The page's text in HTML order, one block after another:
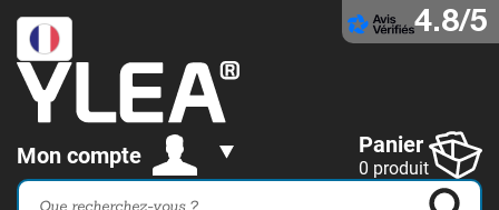
4.8/5
Mon compte Panier
0 produit